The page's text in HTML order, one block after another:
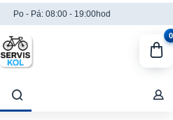
Po - Pá: 08:00 - 19:00hod
0